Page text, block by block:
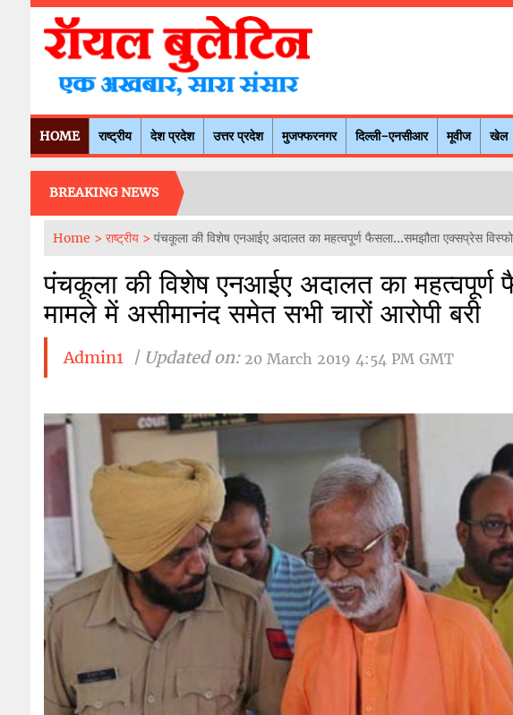
HOME राष्ट्रीय देश प्रदेश उत्तर प्रदेश मुजफ्फरनगर दिल्ली-एनसीआर मूवीज खेल
BREAKING NEWS
Home > राष्ट्रीय > पंचकूला की विशेष एनआईए अदालत का महत्वपूर्ण फैसला...समझौता एक्सप्रेस
पंचकूला की विशेष एनआईए अदालत का महत्वपूर्ण
मामले में असीमानंद समेत सभी चारों आरोपी बरी
Admin1 | Updated on: 20 March 2019 4:54 PM GMT